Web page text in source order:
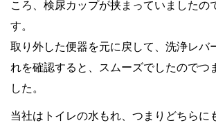
ころ、検尿カップが挟まっていましたの
す。
取り外した便器を元に戻して、洗浄レバ
れを確認すると、スムーズでしたのでつ
した。
当社はトイレの水もれ、つまりどちらに